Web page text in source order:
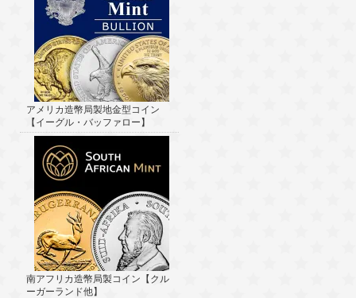
アメリカ造幣局製地金型コイン
【イーグル・バッファロー】
南アフリカ造幣局製コイン【クル
ーガーランド他】